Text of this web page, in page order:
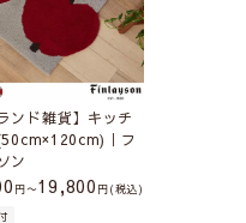
ンド雑貨】キッチ
｜フ
ン
〜19,800
税込